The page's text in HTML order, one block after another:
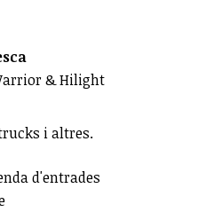
& Hilight
i altres.
d'entrades